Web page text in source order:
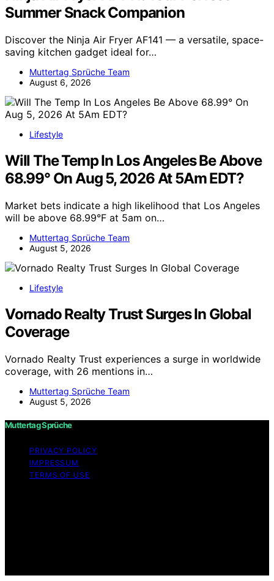
Summer Snack Companion
Discover the Ninja Air Fryer AF141 — a versatile, space-
saving kitchen gadget ideal for…
Muttertag Sprüche Team
August 6, 2026
Lifestyle
Will The Temp In Los Angeles Be Above
68.99° On Aug 5, 2026 At 5Am EDT?
Market bets indicate a high likelihood that Los Angeles
will be above 68.99°F at 5am on…
Muttertag Sprüche Team
August 5, 2026
Lifestyle
Vornado Realty Trust Surges In Global
Coverage
Vornado Realty Trust experiences a surge in worldwide
coverage, with 26 mentions in…
Muttertag Sprüche Team
August 5, 2026
Muttertag Sprüche
PRIVACY POLICY
IMPRESSUM
TERMS OF USE